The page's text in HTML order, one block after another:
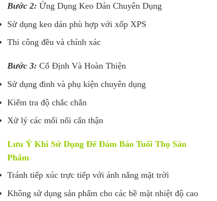
Bước 2: Ứng Dụng Keo Dán Chuyên Dụng
Sử dụng keo dán phù hợp với xốp XPS
Thi công đều và chính xác
Bước 3: Cố Định Và Hoàn Thiện
Sử dụng đinh và phụ kiện chuyên dụng
Kiểm tra độ chắc chắn
Xử lý các mối nối cẩn thận
Lưu Ý Khi Sử Dụng Để Đảm Bảo Tuổi Thọ Sản
Phẩm
Tránh tiếp xúc trực tiếp với ánh nắng mặt trời
Không sử dụng sản phẩm cho các bề mặt nhiệt độ cao